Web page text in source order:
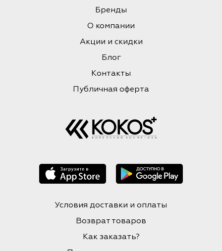
Бренды
О компании
Акции и скидки
Блог
Контакты
Публичная оферта
Условия доставки и оплаты
Возврат товаров
Как заказать?